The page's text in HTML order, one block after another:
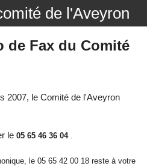
de l'Aveyron
de Fax du Comité
2007, le Comité de l'Aveyron
le 05 65 46 36 04.
le 05 65 42 00 18 reste à votre